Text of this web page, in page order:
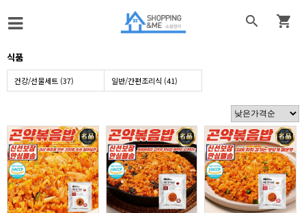
 
식품
건강/선물세트 (37) 일반/간편조리식 (41)